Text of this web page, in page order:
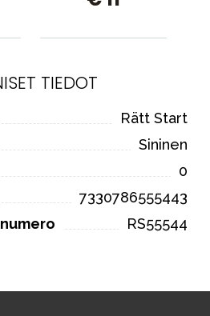
TIEDOT
Rätt Start
Sininen
0
7330786555443
RS55544